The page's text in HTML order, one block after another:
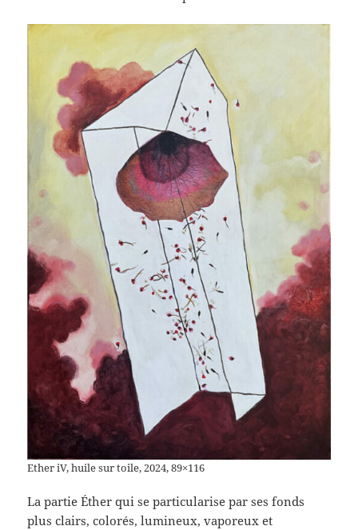
Ether iV, huile sur toile, 2024, 89×116
La partie Éther qui se particularise par ses fonds
plus clairs, colorés, lumineux, vaporeux et